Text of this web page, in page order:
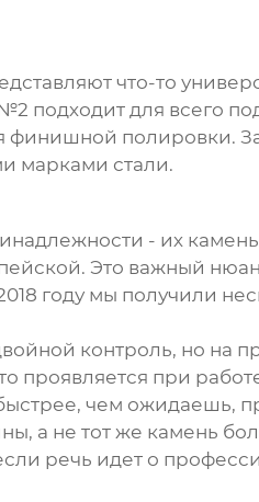
что-то
для всего
финишной полировки.
марками стали.
- их
Это важный
году мы получили
контроль, но на
проявляется при
чем ожидаешь,
а не тот же камень
речь идет о